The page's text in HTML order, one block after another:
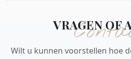
VRAGEN OF
Wilt u kunnen voorstellen hoe